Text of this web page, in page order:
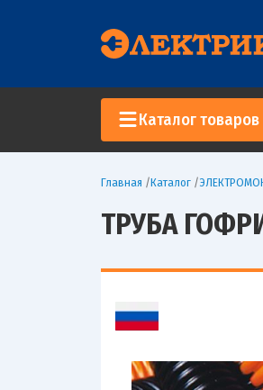
Каталог товаров
Главная /Каталог /
ТРУБА